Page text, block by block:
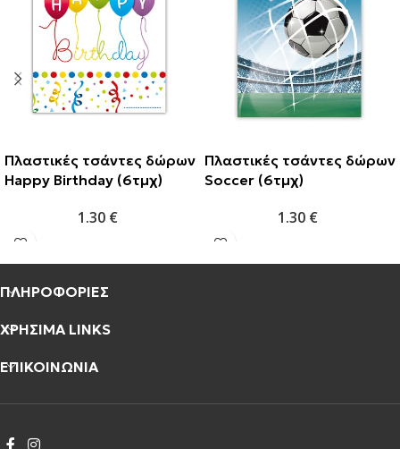
Πλαστικές τσάντες δώρων
Happy Birthday (6τμχ)
1.30 €
Πλαστικές τσάντες δώρων
Soccer (6τμχ)
1.30 €
ΠΛΗΡΟΦΟΡΙΕΣ
ΧΡΗΣΙΜΑ LINKS
ΕΠΙΚΟΙΝΩΝΙΑ